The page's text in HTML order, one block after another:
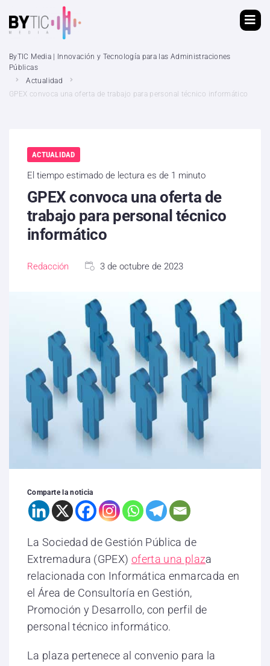
ByTIC Media | Innovación y Tecnología para las Administraciones
Públicas
Actualidad
GPEX convoca una oferta de trabajo para personal técnico informático
ACTUALIDAD
El tiempo estimado de lectura es de 1 minuto
GPEX convoca una oferta de
trabajo para personal técnico
informático
Redacción 3 de octubre de 2023
Comparte la noticia
La Sociedad de Gestión Pública de
Extremadura (GPEX) oferta una plaza
relacionada con Informática enmarcada en
el Área de Consultoría en Gestión,
Promoción y Desarrollo, con perfil de
personal técnico informático.
La plaza pertenece al convenio para la